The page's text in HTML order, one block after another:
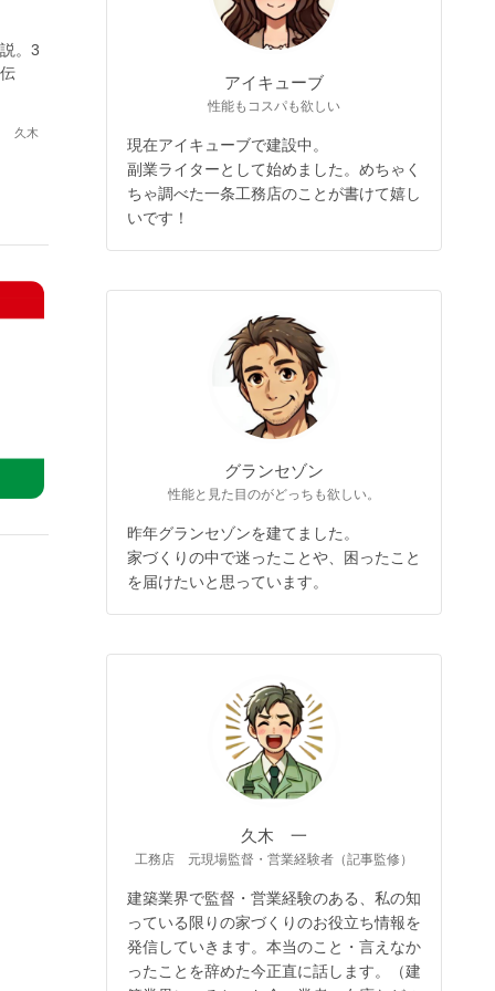
。3
久木
アイキューブ
性能もコスパも欲しい
現在アイキューブで建設中。
副業ライターとして始めました。めちゃく
ちゃ調べた一条工務店のことが書けて嬉し
いです！
グランセゾン
性能と見た目のがどっちも欲しい。
昨年グランセゾンを建てました。
家づくりの中で迷ったことや、困ったこと
を届けたいと思っています。
久木 一
工務店 元現場監督・営業経験者（記事監修）
建築業界で監督・営業経験のある、私の知
っている限りの家づくりのお役立ち情報を
発信していきます。本当のこと・言えなか
ったことを辞めた今正直に話します。（建